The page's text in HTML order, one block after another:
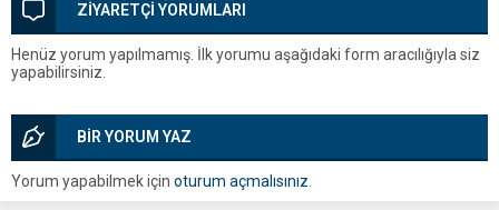
ZİYARETÇİ YORUMLARI
Henüz yorum yapılmamış. İlk yorumu aşağıdaki form aracılığıyla siz
yapabilirsiniz.
BİR YORUM YAZ
Yorum yapabilmek için oturum açmalısınız